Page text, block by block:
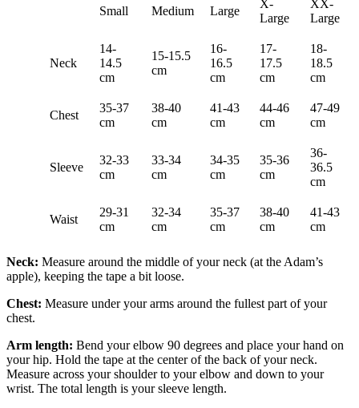
Small Medium Large
X-
Large
XX-
Large
Neck
14-
14.5
cm
15-15.5
cm
16-
16.5
cm
17-
17.5
cm
18-
18.5
cm
Chest
35-37
cm
38-40
cm
41-43
cm
44-46
cm
47-49
cm
Sleeve
32-33
cm
33-34
cm
34-35
cm
35-36
cm
36-
36.5
cm
Waist
29-31
cm
32-34
cm
35-37
cm
38-40
cm
41-43
cm
Neck: Measure around the middle of your neck (at the Adam’s
apple), keeping the tape a bit loose.
Chest: Measure under your arms around the fullest part of your
chest.
Arm length: Bend your elbow 90 degrees and place your hand on
your hip. Hold the tape at the center of the back of your neck.
Measure across your shoulder to your elbow and down to your
wrist. The total length is your sleeve length.